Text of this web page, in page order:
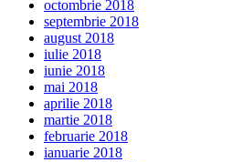
octombrie 2018
septembrie 2018
august 2018
iulie 2018
iunie 2018
mai 2018
aprilie 2018
martie 2018
februarie 2018
ianuarie 2018